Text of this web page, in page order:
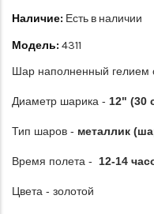
Наличие: Есть в наличии
Модель: 4311
Шар наполненный гелием
Диаметр шарика - 12" (30
Тип шаров - металлик
Время полета - 12-14
Цвета - золотой